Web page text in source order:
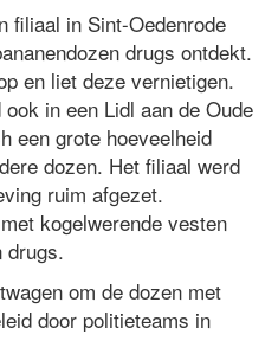
filiaal in Sint-Oedenrode
drugs ontdekt.
en liet deze vernietigen.
in een Lidl aan de Oude
een grote hoeveelheid
dozen. Het filiaal werd
ruim afgezet.
kogelwerende vesten
drugs.
om de dozen met
door politieteams in